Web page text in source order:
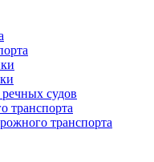
судов
транспорта
транспорта